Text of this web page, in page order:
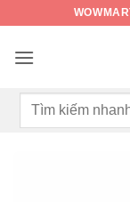
nội
Tìm